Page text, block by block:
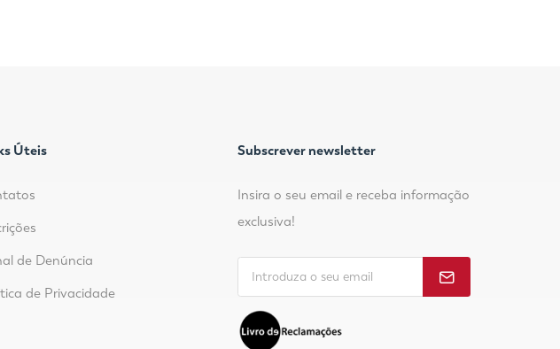
Úteis
de Denúncia
de Privacidade
Subscrever newsletter
Insira o seu email e receba informação
exclusiva!